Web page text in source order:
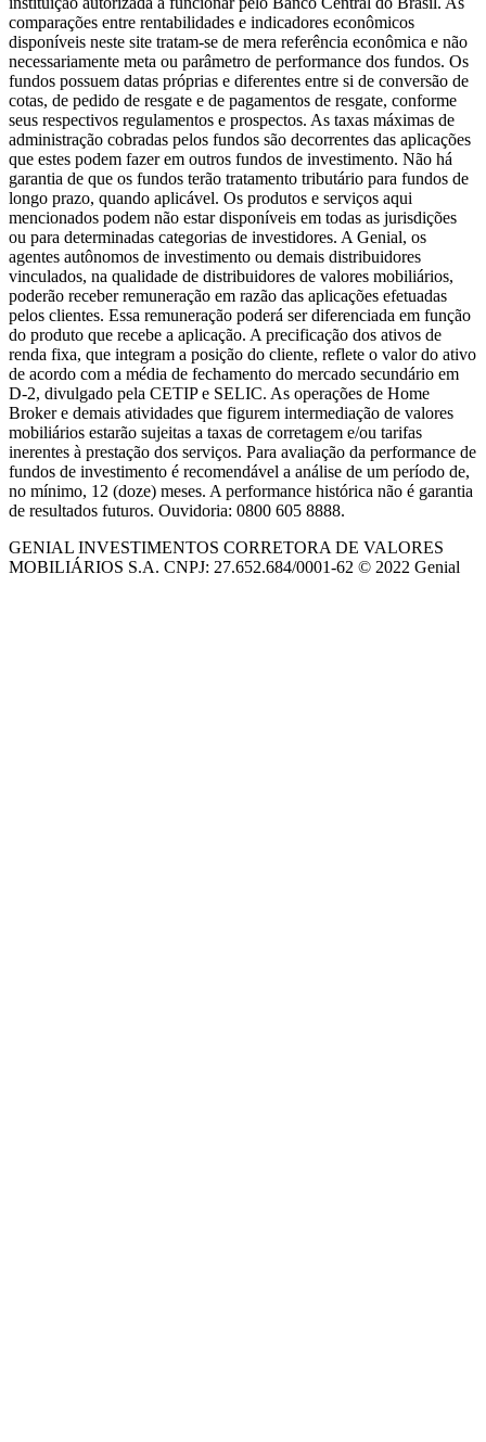
comparações entre rentabilidades e indicadores econômicos
disponíveis neste site tratam-se de mera referência econômica e não
necessariamente meta ou parâmetro de performance dos fundos. Os
fundos possuem datas próprias e diferentes entre si de conversão de
cotas, de pedido de resgate e de pagamentos de resgate, conforme
seus respectivos regulamentos e prospectos. As taxas máximas de
administração cobradas pelos fundos são decorrentes das aplicações
que estes podem fazer em outros fundos de investimento. Não há
garantia de que os fundos terão tratamento tributário para fundos de
longo prazo, quando aplicável. Os produtos e serviços aqui
mencionados podem não estar disponíveis em todas as jurisdições
ou para determinadas categorias de investidores. A Genial, os
agentes autônomos de investimento ou demais distribuidores
vinculados, na qualidade de distribuidores de valores mobiliários,
poderão receber remuneração em razão das aplicações efetuadas
pelos clientes. Essa remuneração poderá ser diferenciada em função
do produto que recebe a aplicação. A precificação dos ativos de
renda fixa, que integram a posição do cliente, reflete o valor do ativo
de acordo com a média de fechamento do mercado secundário em
D-2, divulgado pela CETIP e SELIC. As operações de Home
Broker e demais atividades que figurem intermediação de valores
mobiliários estarão sujeitas a taxas de corretagem e/ou tarifas
inerentes à prestação dos serviços. Para avaliação da performance de
fundos de investimento é recomendável a análise de um período de,
no mínimo, 12 (doze) meses. A performance histórica não é garantia
de resultados futuros. Ouvidoria: 0800 605 8888.
GENIAL INVESTIMENTOS CORRETORA DE VALORES
MOBILIÁRIOS S.A. CNPJ: 27.652.684/0001-62 © 2022 Genial